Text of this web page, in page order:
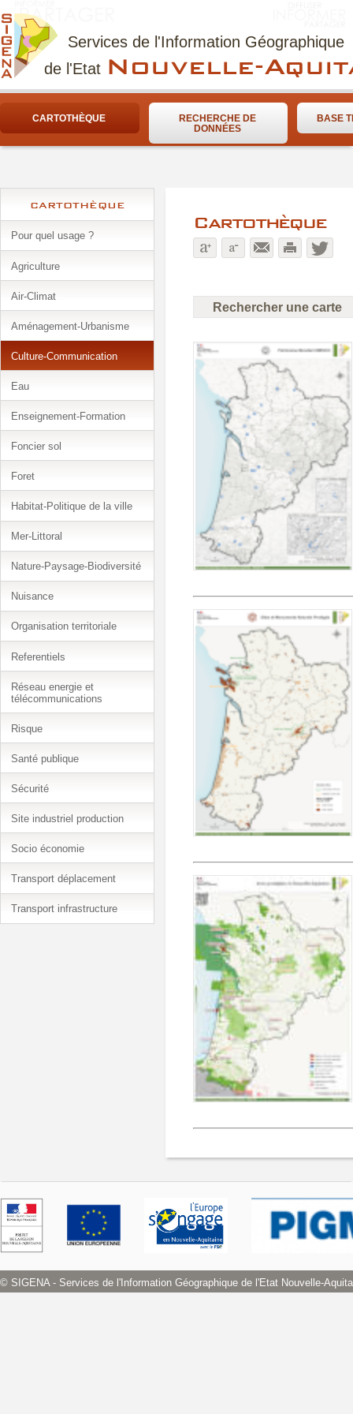
Services de l'Information Géographique
de l'Etat Nouvelle-
CARTOTHÈQUE
RECHERCHE DE
DONNÉES
BASE
CARTOTHÈQUE
Pour quel usage ?
Agriculture
Air-Climat
Aménagement-Urbanisme
Culture-Communication
Eau
Enseignement-Formation
Foncier sol
Foret
Habitat-Politique de la ville
Mer-Littoral
Nature-Paysage-Biodiversité
Nuisance
Organisation territoriale
Referentiels
Réseau energie et
télécommunications
Risque
Santé publique
Sécurité
Site industriel production
Socio économie
Transport déplacement
Transport infrastructure
Cartothèque
Rechercher une carte
© SIGENA - Services de l'Information Géographique de l'Etat Nouvelle-